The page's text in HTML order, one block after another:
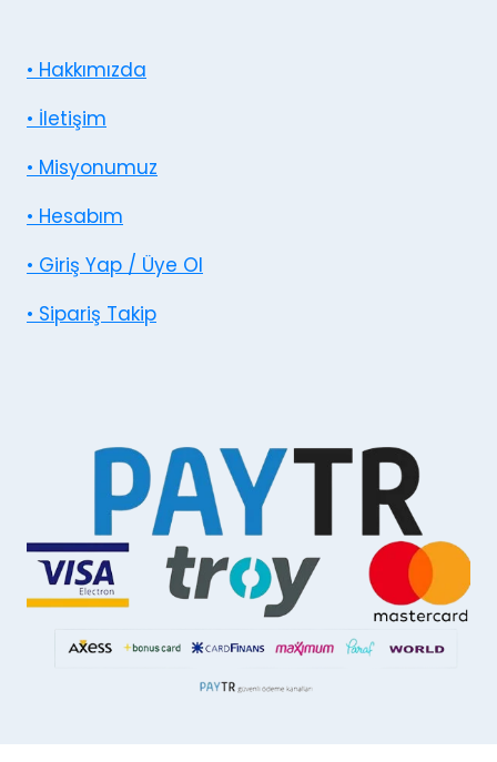
• Hakkımızda
• İletişim
• Misyonumuz
• Hesabım
• Giriş Yap / Üye Ol
• Sipariş Takip